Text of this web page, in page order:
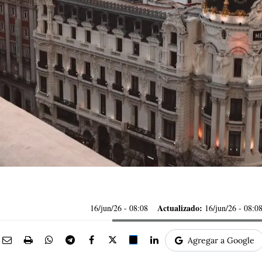
16/jun/26 - 08:08 Actualizado: 16/jun/26 - 08:08
Agregar a Google